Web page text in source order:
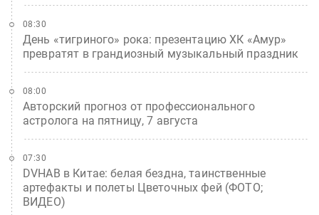
День «тигриного» рока: презентацию ХК «Амур»
превратят в грандиозный музыкальный праздник
08:30
Авторский прогноз от профессионального
астролога на пятницу, 7 августа
08:00
DVHAB в Китае: белая бездна, таинственные
артефакты и полеты Цветочных фей (ФОТО;
ВИДЕО)
07:30